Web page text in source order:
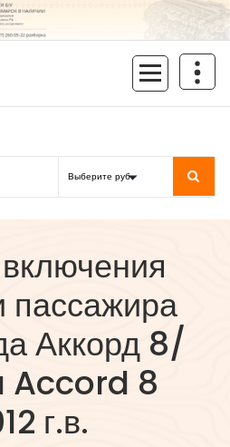
пассажира
Аккорд 8/
Accord 8
г.в.